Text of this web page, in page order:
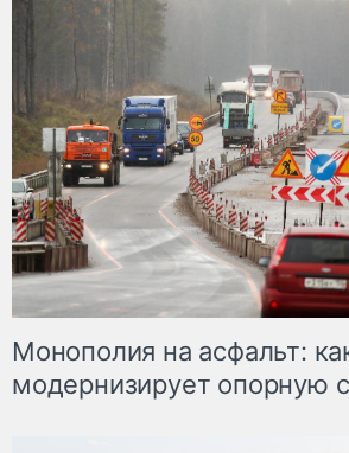
Монополия на асфальт:
модернизирует опорную